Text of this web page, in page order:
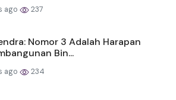
ago 237
Nomor 3 Adalah Harapan
Bin...
ago 234